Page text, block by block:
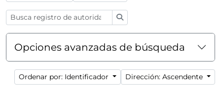
Opciones avanzadas de búsqueda
Ordenar por: Identificador Dirección: Ascendente